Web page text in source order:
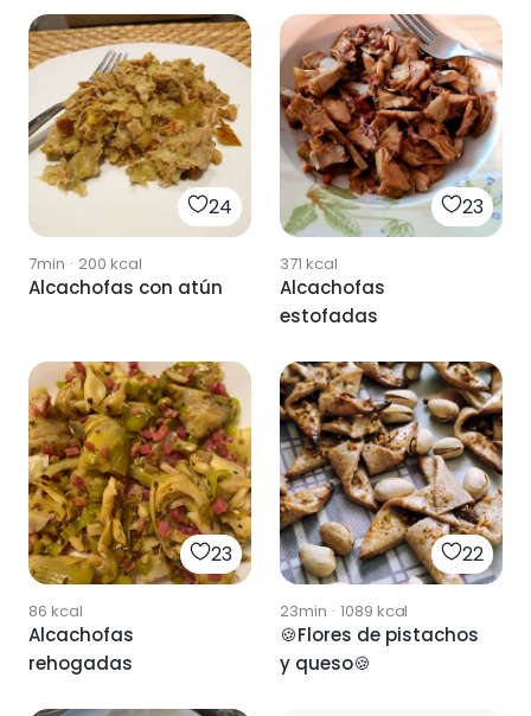
24
7min · 200 kcal
Alcachofas con atún
23
371 kcal
Alcachofas
estofadas
23
86 kcal
Alcachofas
rehogadas
22
23min · 1089 kcal
🍪Flores de pistachos
y queso🍪